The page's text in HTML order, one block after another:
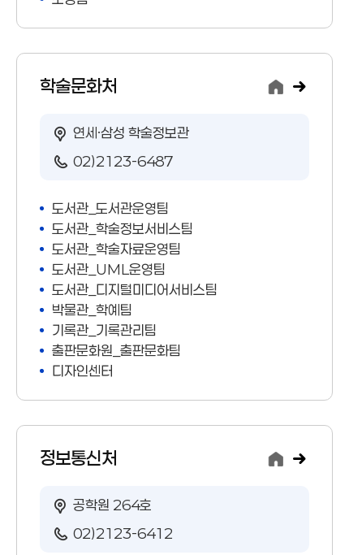
학술문화처
연세·삼성 학술정보관
02)2123-6487
도서관_도서관운영팀
도서관_학술정보서비스팀
도서관_학술자료운영팀
도서관_UML운영팀
도서관_디지털미디어서비스팀
박물관_학예팀
기록관_기록관리팀
출판문화원_출판문화팀
디자인센터
정보통신처
공학원 264호
02)2123-6412